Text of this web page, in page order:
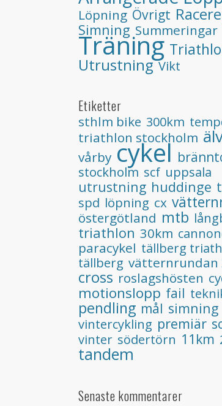
Löpning Övrigt
Simning Summeringar
Träning
Utrustning Vikt
Etiketter
sthlm bike 300km
triathlon stockholm
vårby cykel
stockholm scf uppsala
utrustning huddinge
spd löpning cx
östergötland mtb
triathlon 30km
paracykel tällberg
tällberg vätternrundan
cross roslagshösten
motionslopp fail
pendling mål simning
vintercykling premiär
vinter södertörn 11km
tandem
Senaste kommentarer